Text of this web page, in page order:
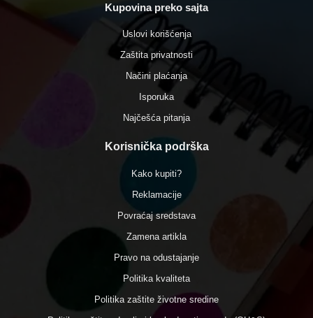
Kupovina preko sajta
Uslovi korišćenja
Zaštita privatnosti
Načini plaćanja
Isporuka
Najčešća pitanja
Korisnička podrška
Kako kupiti?
Reklamacije
Povraćaj sredstava
Zamena artikla
Pravo na odustajanje
Politika kvaliteta
Politika zaštite životne sredine